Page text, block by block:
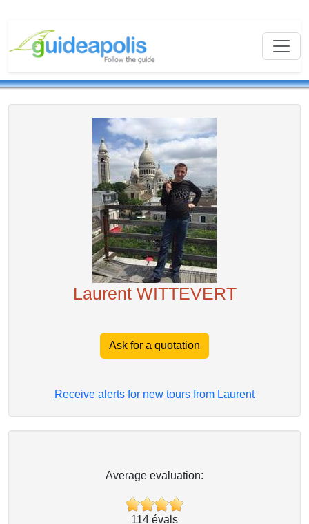
Laurent WITTEVERT
Ask for a quotation
Receive alerts for new tours from Laurent
Average evaluation:
114 évals